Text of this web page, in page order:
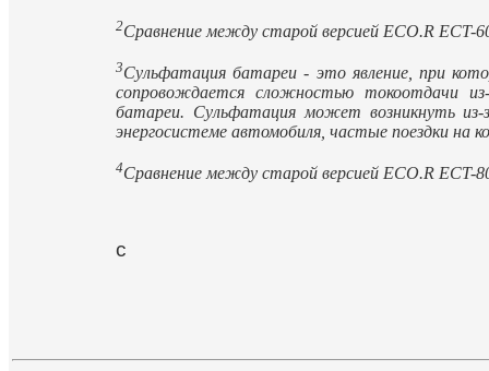
2Сравнение между старой версией ECO.R ECT-
3Сульфатация батареи - это явление, при
сопровождается сложностью токоотдачи
батареи. Сульфатация может возникнуть из-
энергосистеме автомобиля, частые поездки на
4Сравнение между старой версией ECO.R ECT-
с